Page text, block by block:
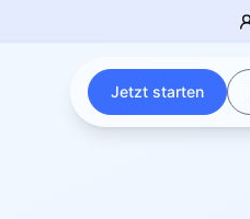
Jetzt starten